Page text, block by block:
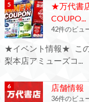
★万代書
COUPO...
42件のビュ
★イベント情報★ こ
梨本店アミューズコ...
店舗情報
36件のビュ